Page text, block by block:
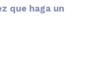
que haga un